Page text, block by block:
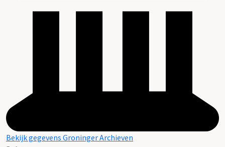
Bekijk gegevens Groninger Archieven